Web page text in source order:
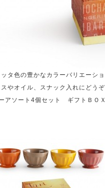
ッタ色の豊かなカラーバリエーシ
スやオイル、スナック入れにどう
アソート4個セット ギフトＢ